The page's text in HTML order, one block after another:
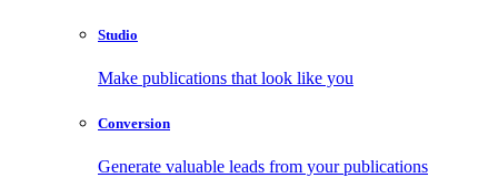
Studio
Make publications that look like you
Conversion
Generate valuable leads from your publications